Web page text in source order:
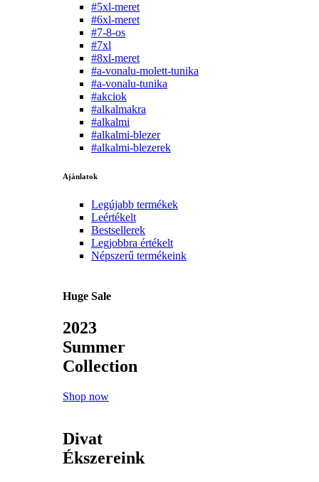
#5xl-meret
#6xl-meret
#7-8-os
#7xl
#8xl-meret
#a-vonalu-molett-tunika
#a-vonalu-tunika
#akciok
#alkalmakra
#alkalmi
#alkalmi-blezer
#alkalmi-blezerek
Ajánlatok
Legújabb termékek
Leértékelt
Bestsellerek
Legjobbra értékelt
Népszerű termékeink
Huge Sale
2023
Summer
Collection
Shop now
Divat
Ékszereink